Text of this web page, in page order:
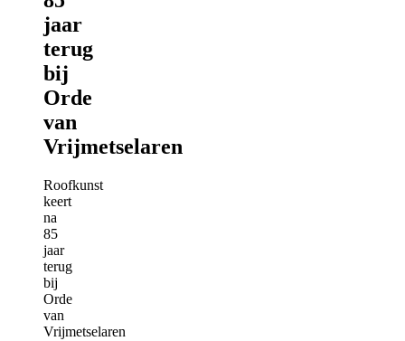
jaar
terug
bij
Orde
van
Vrijmetselaren
Roofkunst
keert
na
85
jaar
terug
bij
Orde
van
Vrijmetselaren